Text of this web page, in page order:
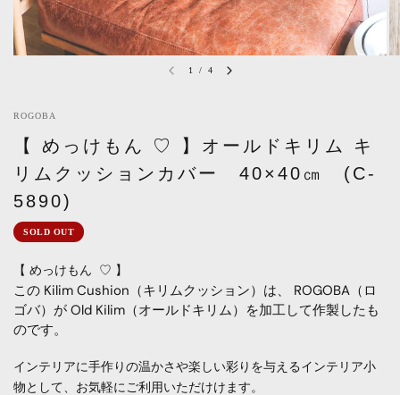
1 / 4
ROGOBA
【 めっけもん ♡ 】オールドキリム キ
リムクッションカバー 40×40㎝ (C-
5890)
SOLD OUT
【 めっけもん ♡ 】
この Kilim Cushion（キリムクッション）は、 ROGOBA（ロ
ゴバ）が Old Kilim（オールドキリム）を加工して作製したも
のです。
インテリアに手作りの温かさや楽しい彩りを与えるインテリア小
物として、お気軽にご利用いただけけます。